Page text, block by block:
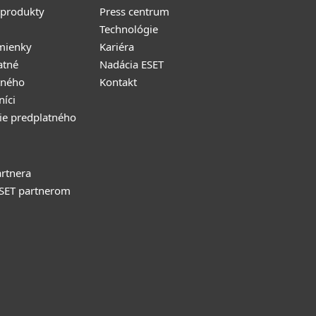
predplatného
partnerom
Press centrum
Technológie
Kariéra
Nadácia ESET
Kontakt